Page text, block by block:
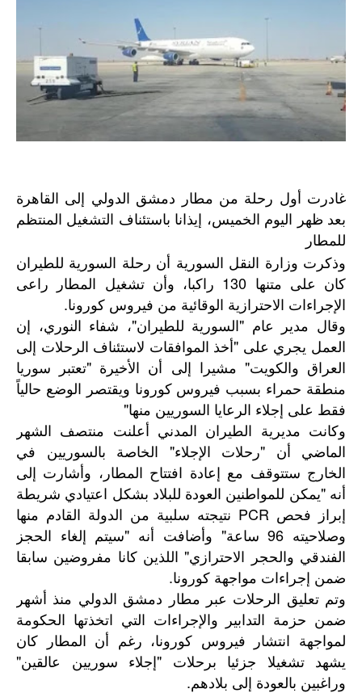
غادرت أول رحلة من مطار دمشق الدولي إلى القاهرة
بعد ظهر اليوم الخميس، إيذانا باستئناف التشغيل المنتظم
للمطار
وذكرت وزارة النقل السورية أن رحلة السورية للطيران
كان على متنها 130 راكبا، وأن تشغيل المطار راعى
الإجراءات الاحترازية الوقائية من فيروس كورونا.
وقال مدير عام "السورية للطيران"، شفاء النوري، إن
العمل يجري على "أخذ الموافقات لاستئناف الرحلات إلى
العراق والكويت" مشيرا إلى أن الأخيرة "تعتبر سوريا
منطقة حمراء بسبب فيروس كورونا ويقتصر الوضع حالياً
فقط على إجلاء الرعايا السوريين منها"
وكانت مديرية الطيران المدني أعلنت منتصف الشهر
الماضي أن "رحلات الإجلاء" الخاصة بالسوريين في
الخارج ستتوقف مع إعادة افتتاح المطار، وأشارت إلى
أنه "يمكن للمواطنين العودة للبلاد بشكل اعتيادي شريطة
إبراز فحص PCR نتيجته سلبية من الدولة القادم منها
وصلاحيته 96 ساعة" وأضافت أنه "سيتم إلغاء الحجز
الفندقي والحجر الاحترازي" اللذين كانا مفروضين سابقا
ضمن إجراءات مواجهة كورونا.
وتم تعليق الرحلات عبر مطار دمشق الدولي منذ أشهر
ضمن حزمة التدابير والإجراءات التي اتخذتها الحكومة
لمواجهة انتشار فيروس كورونا، رغم أن المطار كان
يشهد تشغيلا جزئيا برحلات "إجلاء سوريين عالقين"
وراغبين بالعودة إلى بلادهم.